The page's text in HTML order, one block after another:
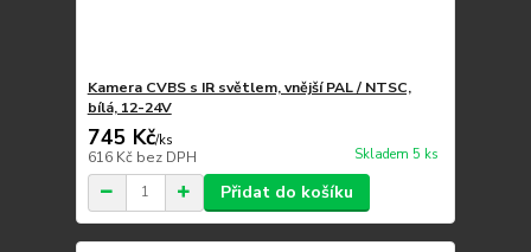
Kamera CVBS s IR světlem, vnější PAL / NTSC,
bílá, 12-24V
745 Kč/ks
616 Kč bez DPH Skladem 5 ks
Přidat do košíku